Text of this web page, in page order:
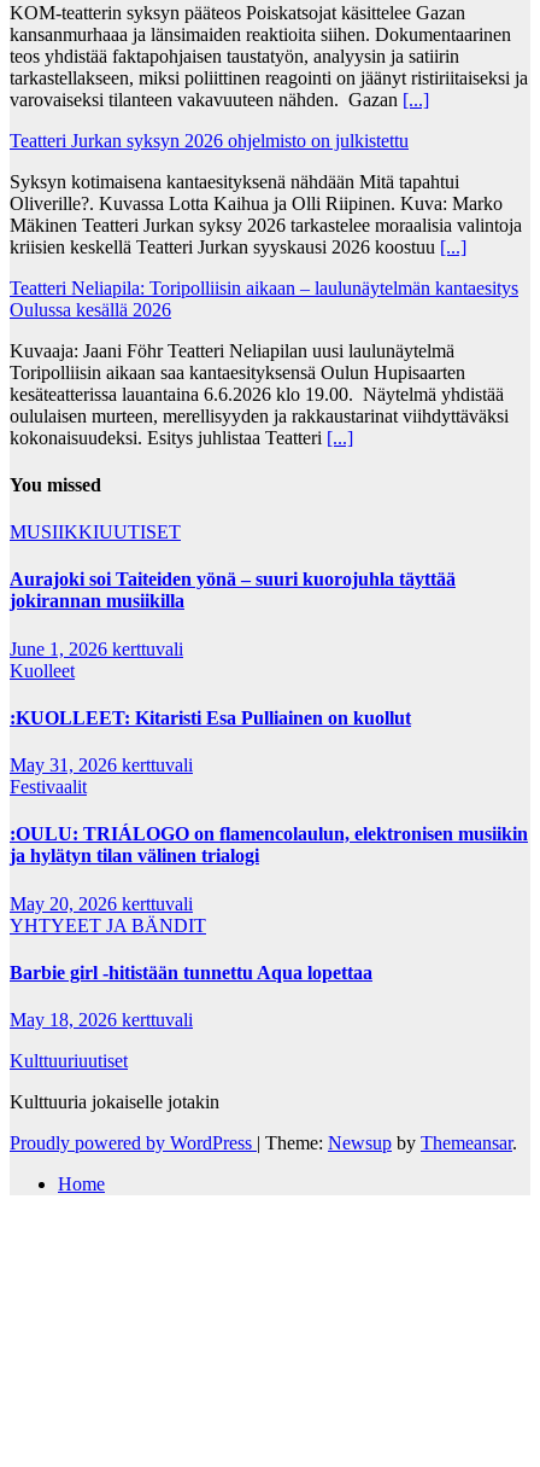
KOM-teatterin syksyn pääteos Poiskatsojat käsittelee Gazan
kansanmurhaaa ja länsimaiden reaktioita siihen. Dokumentaarinen
teos yhdistää faktapohjaisen taustatyön, analyysin ja satiirin
tarkastellakseen, miksi poliittinen reagointi on jäänyt ristiriitaiseksi ja
varovaiseksi tilanteen vakavuuteen nähden. Gazan [...]
Teatteri Jurkan syksyn 2026 ohjelmisto on julkistettu
Syksyn kotimaisena kantaesityksenä nähdään Mitä tapahtui
Oliverille?. Kuvassa Lotta Kaihua ja Olli Riipinen. Kuva: Marko
Mäkinen Teatteri Jurkan syksy 2026 tarkastelee moraalisia valintoja
kriisien keskellä Teatteri Jurkan syyskausi 2026 koostuu [...]
Teatteri Neliapila: Toripolliisin aikaan – laulunäytelmän kantaesitys
Oulussa kesällä 2026
Kuvaaja: Jaani Föhr Teatteri Neliapilan uusi laulunäytelmä
Toripolliisin aikaan saa kantaesityksensä Oulun Hupisaarten
kesäteatterissa lauantaina 6.6.2026 klo 19.00. Näytelmä yhdistää
oululaisen murteen, merellisyyden ja rakkaustarinat viihdyttäväksi
kokonaisuudeksi. Esitys juhlistaa Teatteri [...]
You missed
MUSIIKKIUUTISET
Aurajoki soi Taiteiden yönä – suuri kuorojuhla täyttää
jokirannan musiikilla
June 1, 2026 kerttuvali
Kuolleet
:KUOLLEET: Kitaristi Esa Pulliainen on kuollut
May 31, 2026 kerttuvali
Festivaalit
:OULU: TRIÁLOGO on flamencolaulun, elektronisen musiikin
ja hylätyn tilan välinen trialogi
May 20, 2026 kerttuvali
YHTYEET JA BÄNDIT
Barbie girl -hitistään tunnettu Aqua lopettaa
May 18, 2026 kerttuvali
Kulttuuriuutiset
Kulttuuria jokaiselle jotakin
Proudly powered by WordPress | Theme: Newsup by Themeansar.
Home